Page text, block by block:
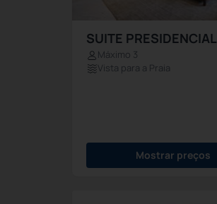
SUITE PRESIDENCIAL
Máximo 3
Vista para a Praia
Mostrar preços